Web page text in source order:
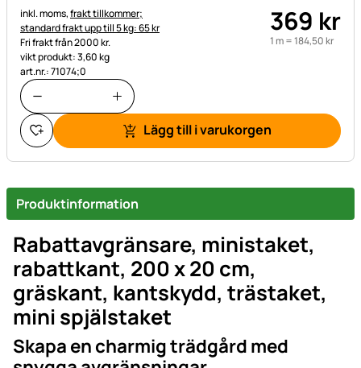
Skatteinformation:
inkl. moms,frakt tillkommer;
standard frakt upp till 5 kg: 65 kr
Fri frakt från 2000 kr.
vikt produkt: 3,60 kg
art.nr.: 71074;0
369 kr
1 m =184,50kr
Lägg till i varukorgen
Produktinformation
Rabattavgränsare, ministaket,
rabattkant, 200 x 20 cm,
gräskant, kantskydd, trästaket,
mini spjälstaket
Skapa en charmig trädgård med